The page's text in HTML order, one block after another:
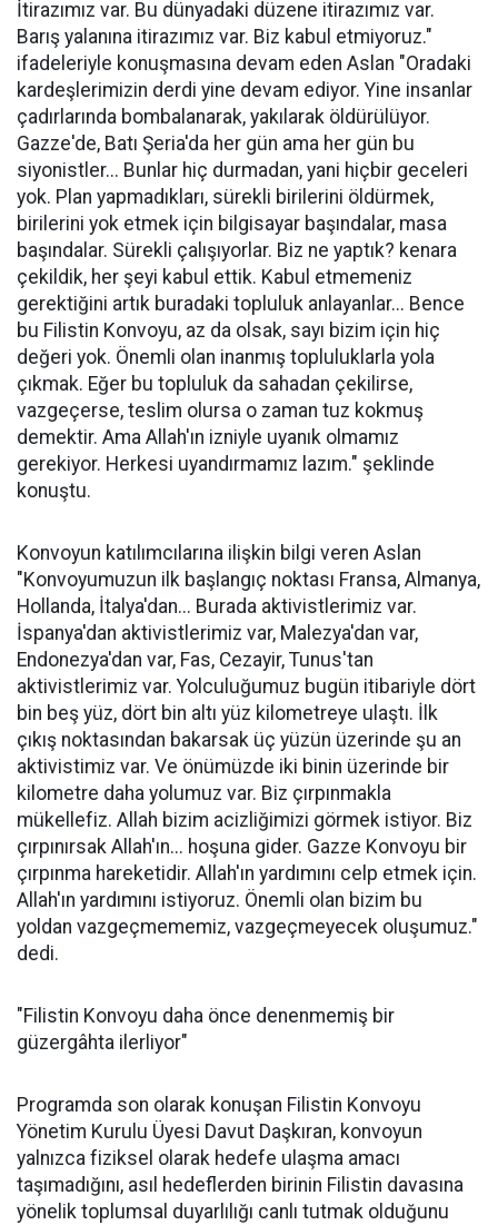
İtirazımız var. Bu dünyadaki düzene itirazımız var.
Barış yalanına itirazımız var. Biz kabul etmiyoruz."
ifadeleriyle konuşmasına devam eden Aslan "Oradaki
kardeşlerimizin derdi yine devam ediyor. Yine insanlar
çadırlarında bombalanarak, yakılarak öldürülüyor.
Gazze'de, Batı Şeria'da her gün ama her gün bu
siyonistler... Bunlar hiç durmadan, yani hiçbir geceleri
yok. Plan yapmadıkları, sürekli birilerini öldürmek,
birilerini yok etmek için bilgisayar başındalar, masa
başındalar. Sürekli çalışıyorlar. Biz ne yaptık? kenara
çekildik, her şeyi kabul ettik. Kabul etmemeniz
gerektiğini artık buradaki topluluk anlayanlar... Bence
bu Filistin Konvoyu, az da olsak, sayı bizim için hiç
değeri yok. Önemli olan inanmış topluluklarla yola
çıkmak. Eğer bu topluluk da sahadan çekilirse,
vazgeçerse, teslim olursa o zaman tuz kokmuş
demektir. Ama Allah'ın izniyle uyanık olmamız
gerekiyor. Herkesi uyandırmamız lazım." şeklinde
konuştu.
Konvoyun katılımcılarına ilişkin bilgi veren Aslan
"Konvoyumuzun ilk başlangıç noktası Fransa, Almanya,
Hollanda, İtalya'dan... Burada aktivistlerimiz var.
İspanya'dan aktivistlerimiz var, Malezya'dan var,
Endonezya'dan var, Fas, Cezayir, Tunus'tan
aktivistlerimiz var. Yolculuğumuz bugün itibariyle dört
bin beş yüz, dört bin altı yüz kilometreye ulaştı. İlk
çıkış noktasından bakarsak üç yüzün üzerinde şu an
aktivistimiz var. Ve önümüzde iki binin üzerinde bir
kilometre daha yolumuz var. Biz çırpınmakla
mükellefiz. Allah bizim acizliğimizi görmek istiyor. Biz
çırpınırsak Allah'ın... hoşuna gider. Gazze Konvoyu bir
çırpınma hareketidir. Allah'ın yardımını celp etmek için.
Allah'ın yardımını istiyoruz. Önemli olan bizim bu
yoldan vazgeçmememiz, vazgeçmeyecek oluşumuz."
dedi.
"Filistin Konvoyu daha önce denenmemiş bir
güzergâhta ilerliyor"
Programda son olarak konuşan Filistin Konvoyu
Yönetim Kurulu Üyesi Davut Daşkıran, konvoyun
yalnızca fiziksel olarak hedefe ulaşma amacı
taşımadığını, asıl hedeflerden birinin Filistin davasına
yönelik toplumsal duyarlılığı canlı tutmak olduğunu